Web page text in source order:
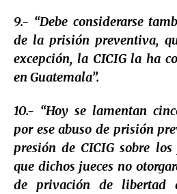
9.- “Debe considerarse
de la prisión preventiva,
excepción, la CICIG la ha
en Guatemala”.
10.- “Hoy se lamentan
por ese abuso de prisión
presión de CICIG sobre
que dichos jueces no
de privación de libertad